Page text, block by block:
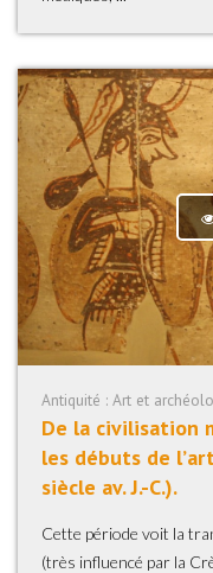
Antiquité : Art et
De la civilisation
les débuts de
siècle av. J.-C.).
Cette période voit la
(très influencé par la